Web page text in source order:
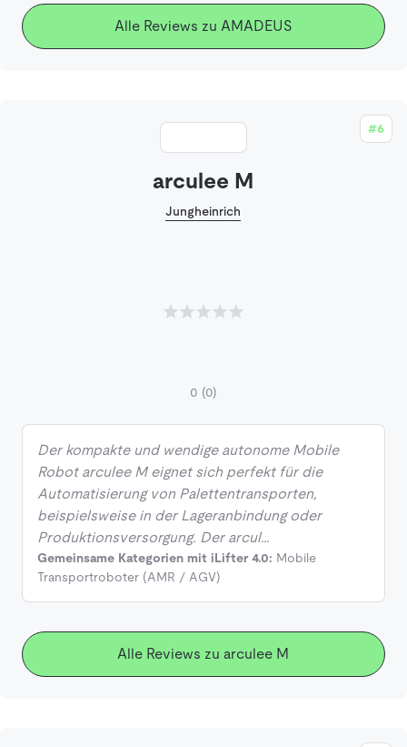
Alle Reviews zu AMADEUS
#6
arculee M
Jungheinrich
0 (0)
Der kompakte und wendige autonome Mobile
Robot arculee M eignet sich perfekt für die
Automatisierung von Palettentransporten,
beispielsweise in der Lageranbindung oder
Produktionsversorgung. Der arcul…
Gemeinsame Kategorien mit iLifter 4.0: Mobile
Transportroboter (AMR / AGV)
Alle Reviews zu arculee M